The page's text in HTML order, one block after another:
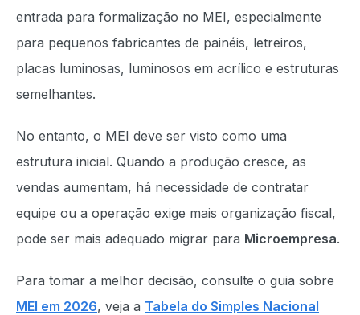
entrada para formalização no MEI, especialmente
para pequenos fabricantes de painéis, letreiros,
placas luminosas, luminosos em acrílico e estruturas
semelhantes.
No entanto, o MEI deve ser visto como uma
estrutura inicial. Quando a produção cresce, as
vendas aumentam, há necessidade de contratar
equipe ou a operação exige mais organização fiscal,
pode ser mais adequado migrar para Microempresa.
Para tomar a melhor decisão, consulte o guia sobre
MEI em 2026, veja a Tabela do Simples Nacional